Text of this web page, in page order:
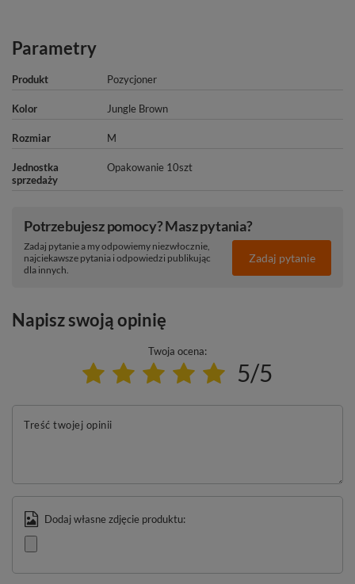
Parametry
Produkt Pozycjoner
Kolor Jungle Brown
Rozmiar M
Jednostka
sprzedaży
Opakowanie 10szt
Potrzebujesz pomocy? Masz pytania?
Zadaj pytanie a my odpowiemy niezwłocznie,
najciekawsze pytania i odpowiedzi publikując
dla innych.
Zadaj pytanie
Napisz swoją opinię
Twoja ocena:
5/5
Treść twojej opinii
Dodaj własne zdjęcie produktu: